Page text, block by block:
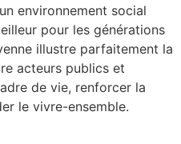
environnement social
pour les générations
illustre parfaitement la
acteurs publics et
de vie, renforcer la
le vivre-ensemble.